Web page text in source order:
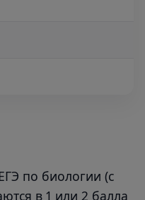
по биологии (с
в 1 или 2 балла